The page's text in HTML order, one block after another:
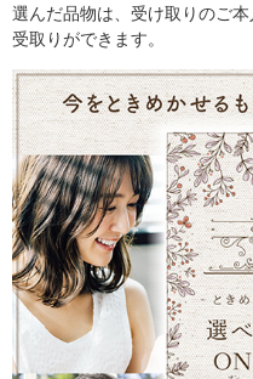
選んだ品物は、受け取りのご
受取りができます。